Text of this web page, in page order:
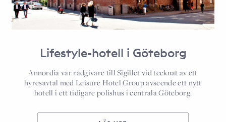
Lifestyle-hotell i Göteborg
Annordia var rådgivare till Sigillet vid tecknat av ett
hyresavtal med Leisure Hotel Group avseende ett nytt
hotell i ett tidigare polishus i centrala Göteborg.